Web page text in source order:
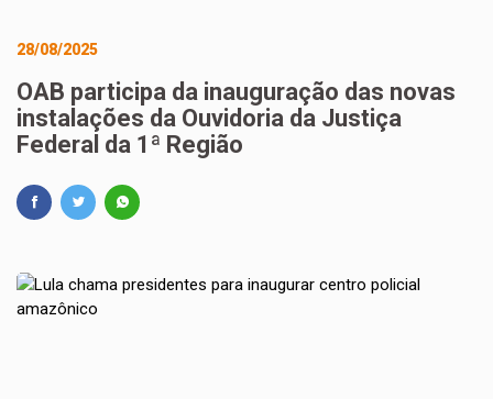
28/08/2025
OAB participa da inauguração das novas
instalações da Ouvidoria da Justiça
Federal da 1ª Região